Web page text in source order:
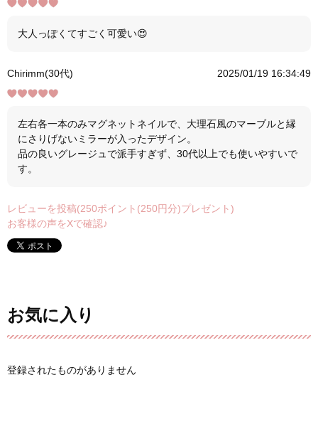
大人っぽくてすごく可愛い😍
Chirimm(30代) 2025/01/19 16:34:49
左右各一本のみマグネットネイルで、大理石風のマーブルと縁
にさりげないミラーが入ったデザイン。
品の良いグレージュで派手すぎず、30代以上でも使いやすいで
す。
レビューを投稿(250ポイント(250円分)プレゼント)
お客様の声をXで確認♪
お気に入り
登録されたものがありません